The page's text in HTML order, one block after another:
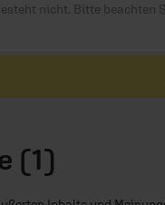
nicht. Bitte beachten
(1)